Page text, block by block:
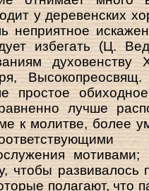
у деревенских
неприятное
избегать (Ц.
духовенству
простое
лучше
к молитве, более
чтобы
полагают, что